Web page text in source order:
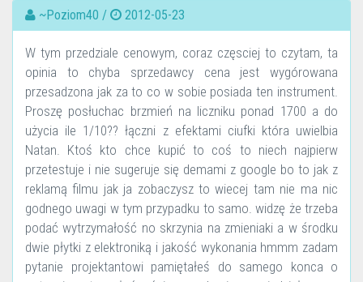
~Poziom40 / 2012-05-23
W tym przedziale cenowym, coraz częsciej to czytam, ta
opinia to chyba sprzedawcy cena jest wygórowana
przesadzona jak za to co w sobie posiada ten instrument.
Proszę posłuchac brzmień na liczniku ponad 1700 a do
użycia ile 1/10?? łączni z efektami ciufki która uwielbia
Natan. Ktoś kto chce kupić to coś to niech najpierw
przetestuje i nie sugeruje się demami z google bo to jak z
reklamą filmu jak ja zobaczysz to wiecej tam nie ma nic
godnego uwagi w tym przypadku to samo. widzę że trzeba
podać wytrzymałość no skrzynia na zmieniaki a w środku
dwie płytki z elektroniką i jakość wykonania hmmm zadam
pytanie projektantowi pamiętałeś do samego konca o